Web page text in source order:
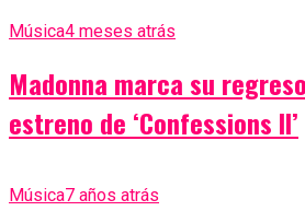
Música4 meses atrás
Madonna marca su
estreno de ‘Confessions II’
Música7 años atrás